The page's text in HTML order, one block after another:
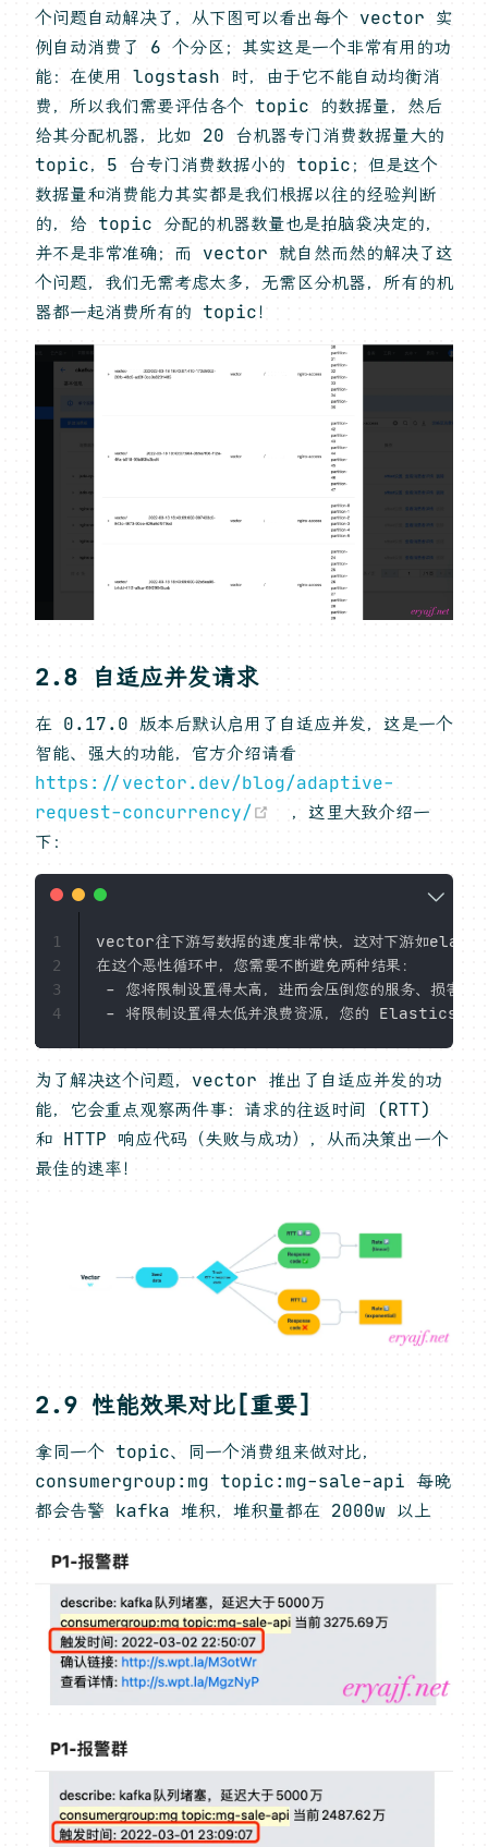
个问题自动解决了，从下图可以看出每个 vector 实
例自动消费了 6 个分区；其实这是一个非常有用的功
能：在使用 logstash 时，由于它不能自动均衡消
费，所以我们需要评估各个 topic 的数据量，然后
给其分配机器，比如 20 台机器专门消费数据量大的
topic，5 台专门消费数据小的 topic；但是这个
数据量和消费能力其实都是我们根据以往的经验判断
的，给 topic 分配的机器数量也是拍脑袋决定的，
并不是非常准确；而 vector 就自然而然的解决了这
个问题，我们无需考虑太多，无需区分机器，所有的机
器都一起消费所有的 topic！
2.8 自适应并发请求
在 0.17.0 版本后默认启用了自适应并发，这是一个
智能、强大的功能，官方介绍请看
https://vector.dev/blog/adaptive-
request-concurrency/
(opens new window)
，这里大致介绍一
下：
vector往下游写数据的速度非常快，这对下游如
在这个恶性循环中，您需要不断避免两种结果：
- 您将限制设置得太高，进而会压倒您的服务、损害系
1
2
3
4
为了解决这个问题，vector 推出了自适应并发的功
能，它会重点观察两件事：请求的往返时间 (RTT)
和 HTTP 响应代码（失败与成功），从而决策出一个
最佳的速率！
2.9 性能效果对比[重要]
拿同一个 topic、同一个消费组来做对比，
consumergroup:mg topic:mg-sale-api 每晚
都会告警 kafka 堆积，堆积量都在 2000w 以上